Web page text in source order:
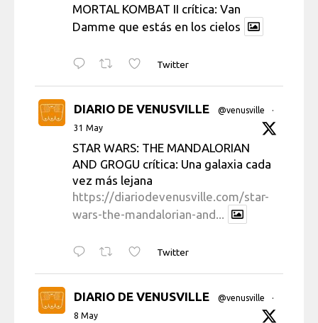
MORTAL KOMBAT II crítica: Van
Damme que estás en los cielos
Twitter
DIARIO DE VENUSVILLE @venusville
·
31 May
STAR WARS: THE MANDALORIAN
AND GROGU crítica: Una galaxia cada
vez más lejana
https://diariodevenusville.com/star-
wars-the-mandalorian-and...
Twitter
DIARIO DE VENUSVILLE @venusville
·
8 May